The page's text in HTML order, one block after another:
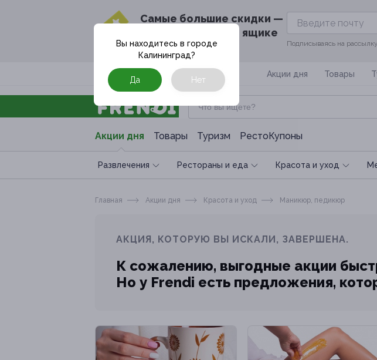
Cамые большие скидки —
в твоём почтовом ящике
Подписываясь на
Москва Акции дня Товары
Акции дня Товары Туризм РестоКупоны
Развлечения Рестораны и еда Красота и уход
Вы находитесь в городе
Калининград?
Да Нет
Главная Акции дня Красота и уход Маникюр, педикюр
АКЦИЯ, КОТОРУЮ ВЫ ИСКАЛИ, ЗАВЕРШЕНА.
К сожалению, выгодные акции
Но у Frendi есть предложения,